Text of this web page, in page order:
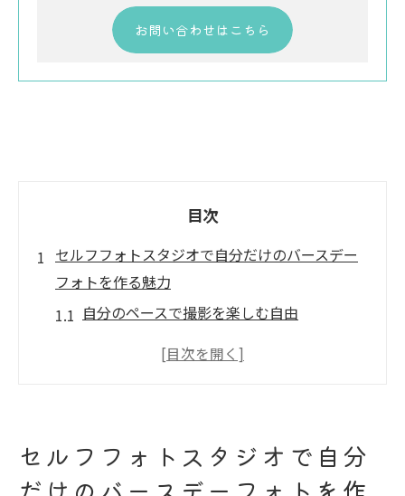
お問い合わせはこちら
目次
セルフフォトスタジオで自分だけのバースデー
フォトを作る魅力
自分のペースで撮影を楽しむ自由
プロの技術を使わずに個性を表現
家族や友人と一緒に楽しむセルフ撮影
セルフフォトスタジオで自分